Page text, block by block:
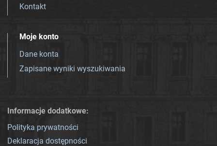
Kontakt
Moje konto
Dane konta
Zapisane wyniki wyszukiwania
Informacje dodatkowe:
Polityka prywatności
Deklaracja dostępności